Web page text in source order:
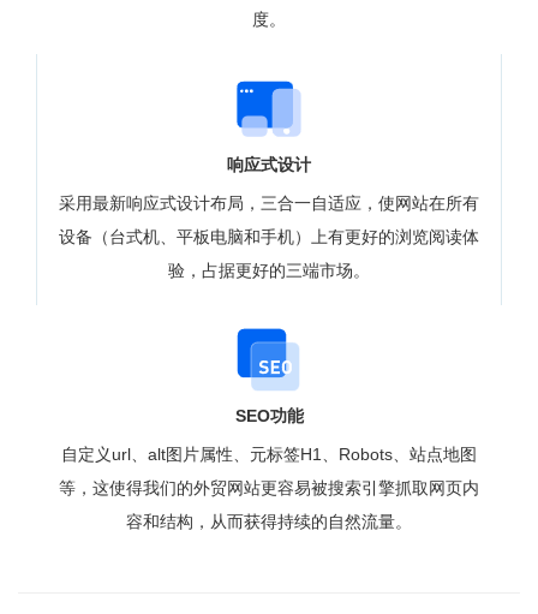
度。
响应式设计
采用最新响应式设计布局，三合一自适应，使网站在所有
设备（台式机、平板电脑和手机）上有更好的浏览阅读体
验，占据更好的三端市场。
SEO功能
自定义url、alt图片属性、元标签H1、Robots、站点地图
等，这使得我们的外贸网站更容易被搜索引擎抓取网页内
容和结构，从而获得持续的自然流量。